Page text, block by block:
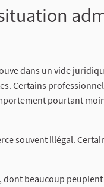
dans un vide
Certains
pourtant
souvent illégal.
beaucoup